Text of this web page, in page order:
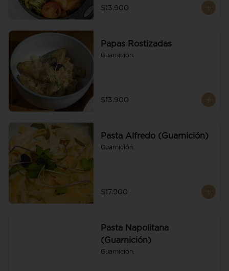
$13.900
Papas Rostizadas
Guarnición.
$13.900
Pasta Alfredo (Guarnición)
Guarnición.
$17.900
Pasta Napolitana
(Guarnición)
Guarnición.